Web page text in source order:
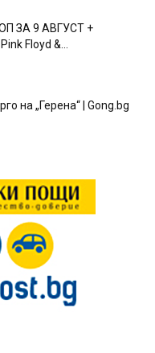
ЗА 9 АВГУСТ +
Floyd &...
на „Герена“ | Gong.bg